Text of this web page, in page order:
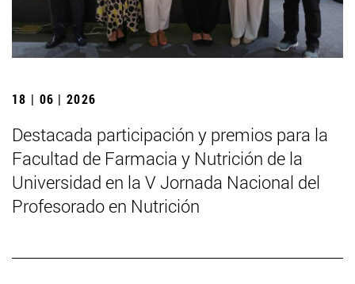
18 | 06 | 2026
Destacada participación y premios para la
Facultad de Farmacia y Nutrición de la
Universidad en la V Jornada Nacional del
Profesorado en Nutrición